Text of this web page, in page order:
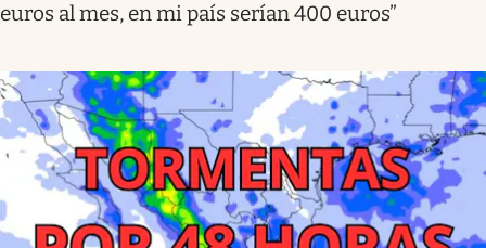
euros al mes, en mi país serían 400 euros”